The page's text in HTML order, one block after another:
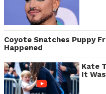
Coyote Snatches Puppy
Happened
Kate
It